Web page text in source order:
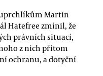
Martin
Hatefree zmínil, že
právních situací,
z nich přitom
ochranu, a dotyční